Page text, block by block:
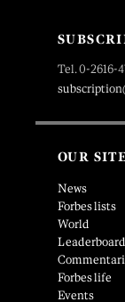
Tel. 0-2616-
OUR
News
Forbes lists
World
Leaderboard
Forbes life
Events